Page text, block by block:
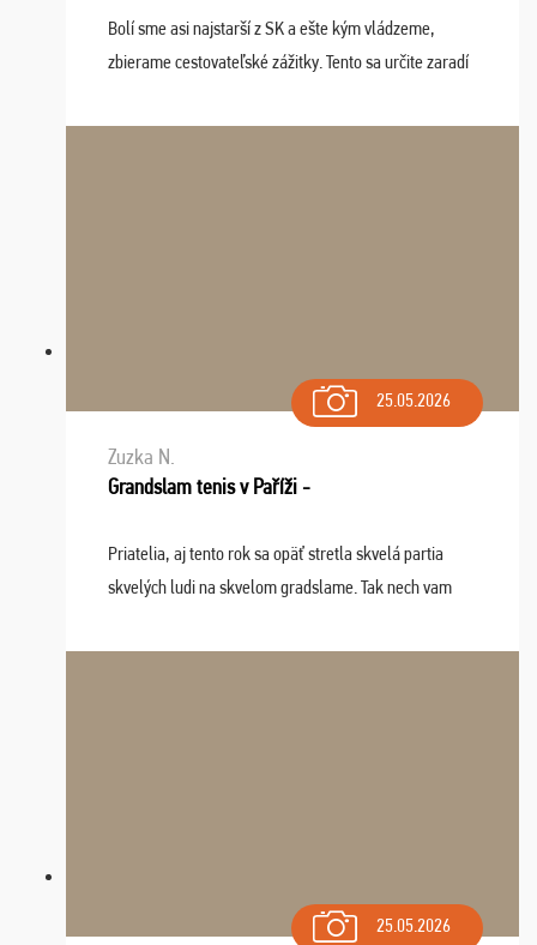
Bolí sme asi najstarší z SK a ešte kým vládzeme,
zbierame cestovateľské zážitky. Tento sa určite zaradí
osudu - pohodový šefík Meďo, dobrá parti ...
25.05.2026
Zuzka N.
Grandslam tenis v Paříži -
Priatelia, aj tento rok sa opäť stretla skvelá partia
skvelých ludi na skvelom gradslame. Tak nech vam
sa na budúci rok. Prajem vam este veľa ta ...
25.05.2026